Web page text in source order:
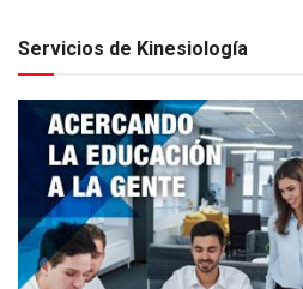
Servicios de Kinesiología